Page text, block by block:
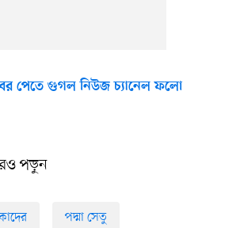
পেতে গুগল নিউজ চ্যানেল ফলো
পড়ুন
পদ্মা সেতু